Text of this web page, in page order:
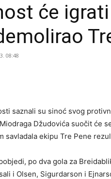
će
08:48
saznali su sinoć svog
Džudovića suočit će
savladala ekipu Tre Pene
po dva gola za
i Olsen, Sigurdarson i